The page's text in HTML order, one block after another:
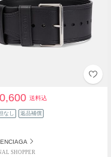
送料込
なし 返品補償
SHOPPER